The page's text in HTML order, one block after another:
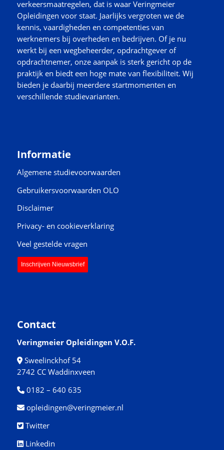
verkeersmaatregelen, dat is waar Veringmeier
Opleidingen voor staat. Jaarlijks vergroten we de
kennis, vaardigheden en competenties van
werknemers bij overheden en bedrijven. Of je nu
werkt bij een wegbeheerder, opdrachtgever of
opdrachtnemer, onze aanpak is sterk gericht op de
praktijk en biedt een hoge mate van flexibiliteit. Wij
bieden je daarbij meerdere startmomenten en
verschillende studievarianten.
Informatie
Algemene studievoorwaarden
Gebruikersvoorwaarden OLO
Disclaimer
Privacy- en cookieverklaring
Veel gestelde vragen
Inschrijven Nieuwsbrief
Contact
Veringmeier Opleidingen V.O.F.
Sweelinckhof 54
2742 CC Waddinxveen
0182 – 640 635
opleidingen@veringmeier.nl
Twitter
Linkedin